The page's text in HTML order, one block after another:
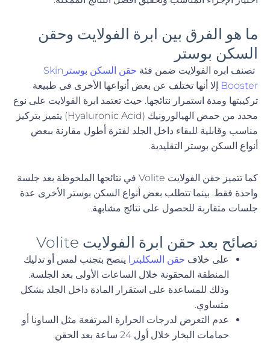
ما هو الفرق بين ابرة الفولايت وحقن
السكن بوستر
تصنف ابره الفولايت ضمن فئة
حقن السكن بوسترSkin
Booster إلا أنها تختلف عن بعض أنواعها الأخرى في طبيعة
تركيبتها ومدة استمرار نتائجها. حيث تعتمد ابرة الفولايت على نوع
محدد من حمض الهيالورونيك (Hyaluronic Acid) يتميز بتركيز
مناسب وقابلية للبقاء داخل الجلد لفترة أطول مقارنة ببعض
أنواع السكن بوستر التقليدية.
كما تتميز حقن الفولايت Volite في نتائجها الملحوظة بعد جلسة
واحدة فقط. بينما تتطلب بعض أنواع السكن بوستر الأخرى عدة
جلسات متقاربة للحصول على نتائج مشابهة.
نصائح بعد حقن ابرة الفولايت Volite
على خلاف حقن السكلبترا ينصح بتجنب لمس أو تدليك
المنطقة المحقونة خلال الساعات الأولى بعد الجلسة.
وذلك للمساعدة على استقرار المادة داخل الجلد بشكل
متساوي.
عدم التعرض لدرجات الحرارة المرتفعة مثل الساونا أو
حمامات البخار خلال أول 24 ساعة بعد الحقن.